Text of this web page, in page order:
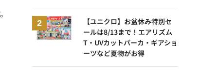
【ユニクロ】お盆休み特別セ
ールは8/13まで！エアリズム
T・UVカットパーカ・ギアショ
ーツなど夏物がお得